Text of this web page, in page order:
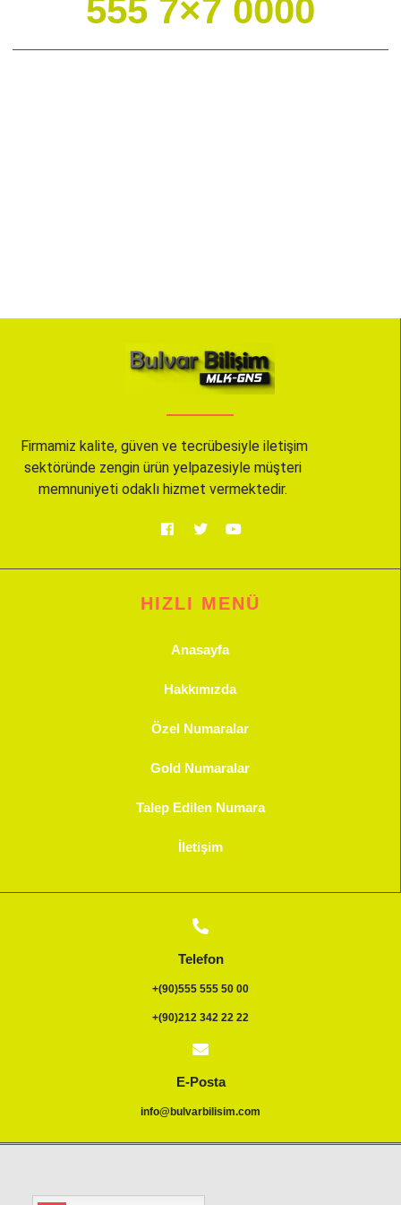
555 7×7 0000
Firmamiz kalite, güven ve tecrübesiyle iletişim
sektöründe zengin ürün yelpazesiyle müşteri
memnuniyeti odaklı hizmet vermektedir.
HIZLI MENÜ
Anasayfa
Hakkımızda
Özel Numaralar
Gold Numaralar
Talep Edilen Numara
İletişim
Telefon
+(90)555 555 50 00
+(90)212 342 22 22
E-Posta
info@bulvarbilisim.com